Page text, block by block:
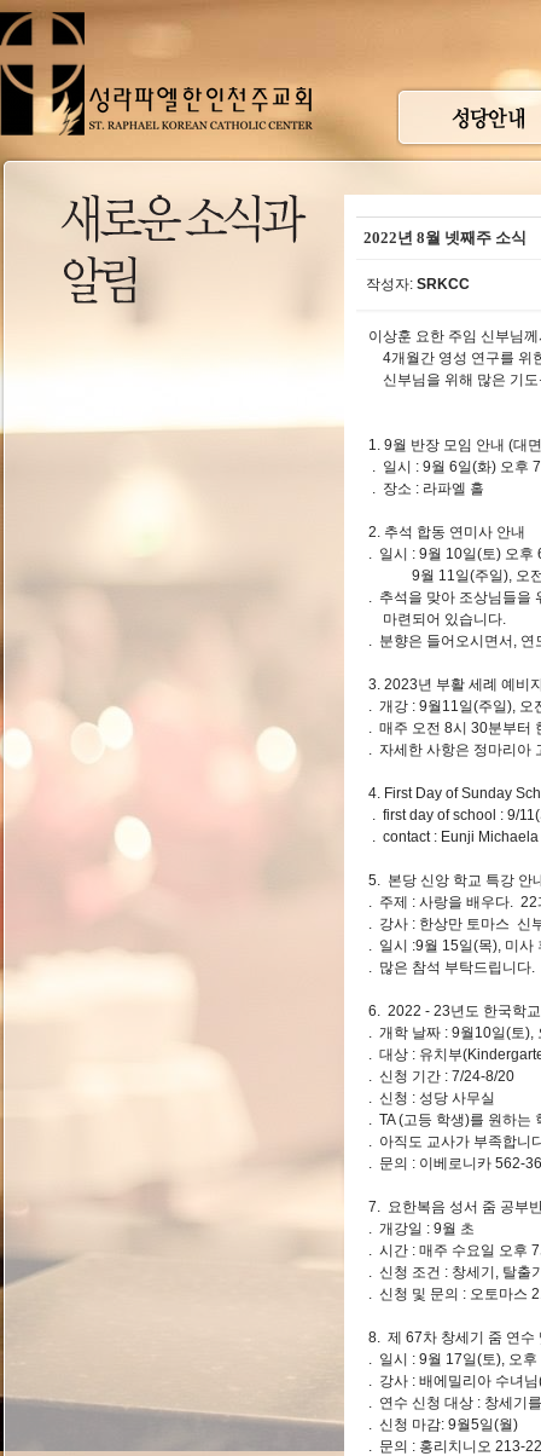
2022년 8월 넷째주 소식
작성자: SRKCC
이상훈 요한 주임 신부님
4개월간 영성 연구를 위
신부님을 위해 많은 기
1. 9월 반장 모임 안내 (대
. 일시 : 9월 6일(화)
. 장소 : 라파엘 홀
2. 추석 합동 연미사 안내
. 일시 : 9월 10일(토) 오후
9월 11일(주일), 오전
. 추석을 맞아 조상님들을
마련되어 있습니다.
. 분향은 들어오시면서,
3. 2023년 부활 세례 예비
. 개강 : 9월11일(주일), 오
. 매주 오전 8시 30분부터
. 자세한 사항은 정마리아
4. First Day of Sunday
. first day of school : 9/
. contact : Eunji
5. 본당 신앙 학교 특강 안
. 주제 : 사랑을 배우다.
. 강사 : 한상만 토마스 신
. 일시 :9월 15일(목), 미
. 많은 참석 부탁드립니다.
6. 2022 - 23년도 한국학
. 개학 날짜 : 9월10일(토),
. 대상 : 유치부
. 신청 기간 : 7/24-8/20
. 신청 : 성당 사무실
. TA (고등 학생)를 원하는
. 아직도 교사가 부족합니
. 문의 : 이베로니카 562-
7. 요한복음 성서 줌 공부
. 개강일 : 9월 초
. 시간 : 매주 수요일 오후
. 신청 조건 : 창세기, 탈출
. 신청 및 문의 : 오토마스
8. 제 67차 창세기 줌 연수
. 일시 : 9월 17일(토), 오
. 강사 : 배에밀리아 수녀
. 연수 신청 대상 : 창세기
. 신청 마감: 9월5일(월)
. 문의 : 홍리치니오 213-